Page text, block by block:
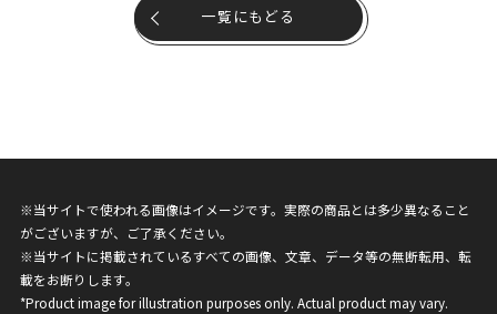
一覧にもどる
※当サイトで使われる画像はイメージです。実際の商品とは多少異なること
がございますが、ご了承ください。
※当サイトに掲載されているすべての画像、文章、データ等の無断転用、転
載をお断りします。
*Product image for illustration purposes only. Actual product may vary.